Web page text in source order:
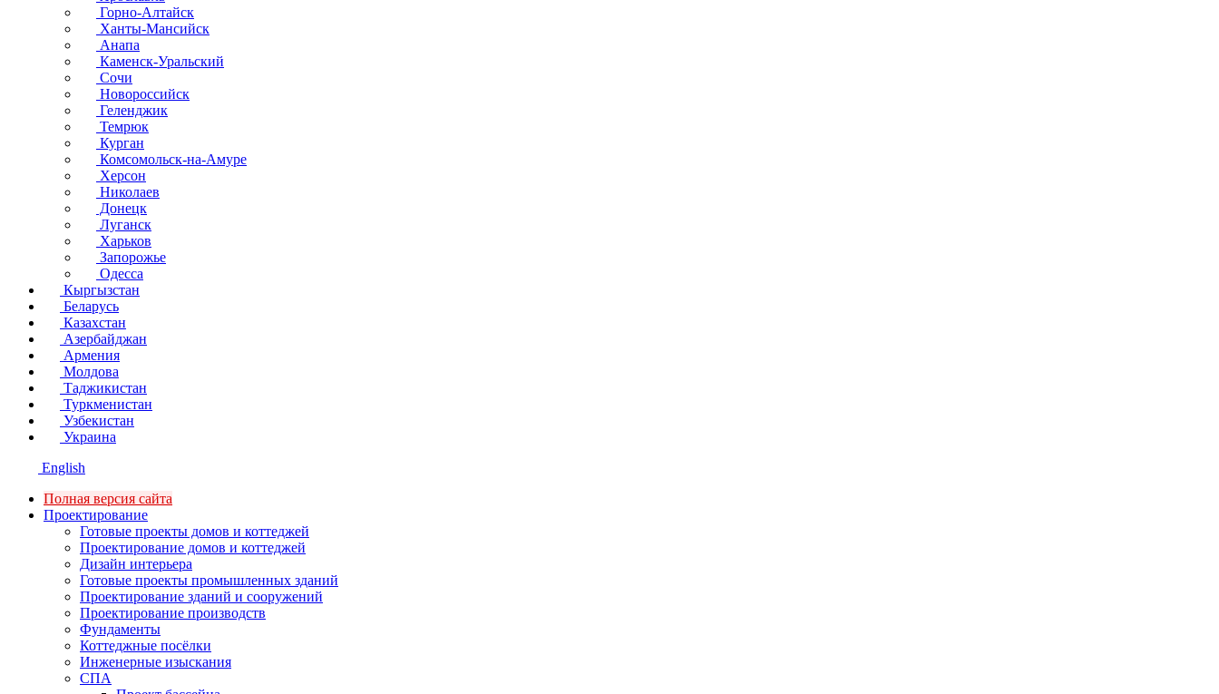
Горно-Алтайск
Ханты-Мансийск
Анапа
Каменск-Уральский
Сочи
Новороссийск
Геленджик
Темрюк
Курган
Комсомольск-на-Амуре
Херсон
Николаев
Донецк
Луганск
Харьков
Запорожье
Одесса
Кыргызстан
Беларусь
Казахстан
Азербайджан
Армения
Молдова
Таджикистан
Туркменистан
Узбекистан
Украина
English
Полная версия сайта
Проектирование
Готовые проекты домов и коттеджей
Проектирование домов и коттеджей
Дизайн интерьера
Готовые проекты промышленных зданий
Проектирование зданий и сооружений
Проектирование производств
Фундаменты
Коттеджные посёлки
Инженерные изыскания
СПА